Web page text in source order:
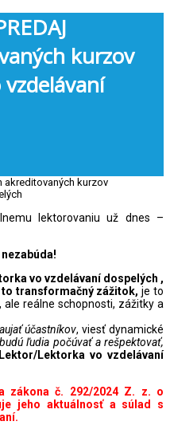
kurzov
lektorovaniu už dnes –
vo vzdelávaní dospelých ,
to transformačný zážitok,je to
reálne schopnosti, zážitky a
účastníkov, viesť dynamické
ľudia počúvať a rešpektovať,
Lektorka vo vzdelávaní
zákona č. 292/2024 Z. z. o
jeho aktuálnosť a súlad s